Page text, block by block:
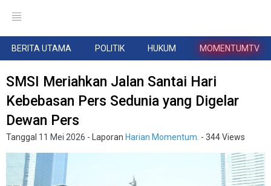
BERITA UTAMA POLITIK HUKUM MOMENTUMTV
SMSI Meriahkan Jalan Santai Hari
Kebebasan Pers Sedunia yang Digelar
Dewan Pers
Tanggal 11 Mei 2026 - Laporan Harian Momentum. - 344 Views